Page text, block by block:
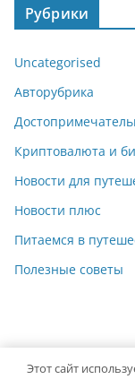
Рубрики
Uncategorised
Авторубрика
Криптовалюта и
Новости для
Новости плюс
Питаемся в
Полезные советы
Этот сайт